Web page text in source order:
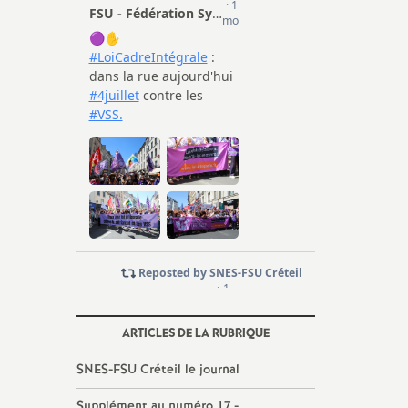
ARTICLES DE LA RUBRIQUE
SNES-FSUCréteil le journal